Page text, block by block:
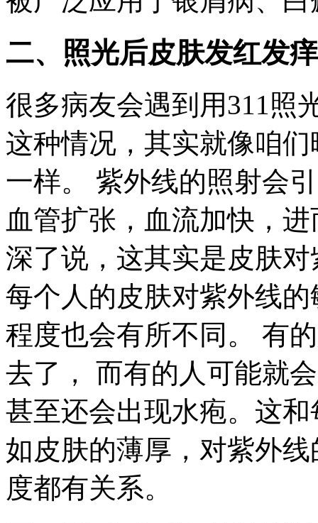
二、照光后皮肤发红发
很多病友会遇到用311照
这种情况，其实就像咱
一样。 紫外线的照射会
血管扩张，血流加快，
深了说，这其实是皮肤
每个人的皮肤对紫外线
程度也会有所不同。 有
去了， 而有的人可能就
甚至还会出现水疱。这
如皮肤的薄厚，对紫外
度都有关系。